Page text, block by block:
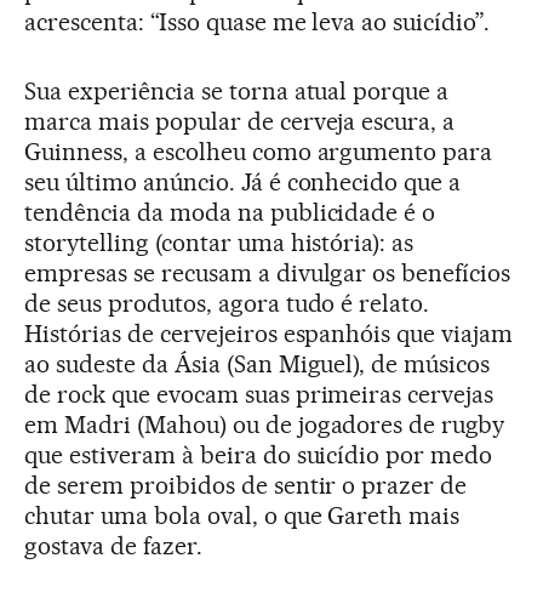
acrescenta: “Isso quase me leva ao suicídio”.
Sua experiência se torna atual porque a
marca mais popular de cerveja escura, a
Guinness, a escolheu como argumento para
seu último anúncio. Já é conhecido que a
tendência da moda na publicidade é o
storytelling (contar uma história): as
empresas se recusam a divulgar os benefícios
de seus produtos, agora tudo é relato.
Histórias de cervejeiros espanhóis que viajam
ao sudeste da Ásia (San Miguel), de músicos
de rock que evocam suas primeiras cervejas
em Madri (Mahou) ou de jogadores de rugby
que estiveram à beira do suicídio por medo
de serem proibidos de sentir o prazer de
chutar uma bola oval, o que Gareth mais
gostava de fazer.